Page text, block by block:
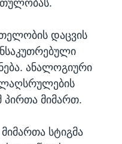
დაცვის
ანალოგიური
პირთა მიმართ.
სტიგმა